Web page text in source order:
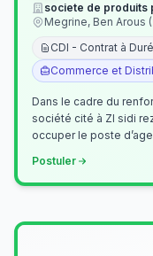
societe de produits
Megrine, Ben Arous
CDI - Contrat à
Commerce et
Dans le cadre du
société cité à ZI sidi rezig
occuper le poste
Postuler